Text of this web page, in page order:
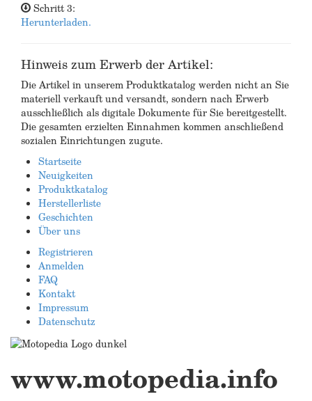
Schritt 3:
Herunterladen.
Hinweis zum Erwerb der Artikel:
Die Artikel in unserem Produktkatalog werden nicht an Sie
materiell verkauft und versandt, sondern nach Erwerb
ausschließlich als digitale Dokumente für Sie bereitgestellt.
Die gesamten erzielten Einnahmen kommen anschließend
sozialen Einrichtungen zugute.
Startseite
Neuigkeiten
Produktkatalog
Herstellerliste
Geschichten
Über uns
Registrieren
Anmelden
FAQ
Kontakt
Impressum
Datenschutz
www.motopedia.info